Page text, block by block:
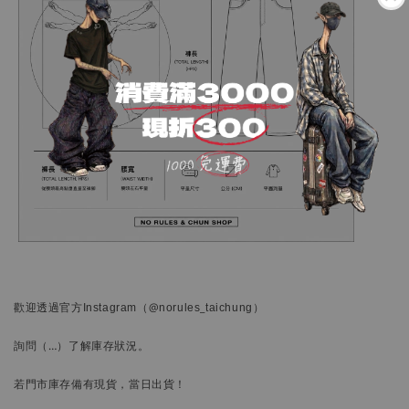
歡迎透過官方Instagram （@norules_taichung）
詢問 （…） 了解庫存狀況。
若門市庫存備有現貨，當日出貨！